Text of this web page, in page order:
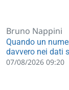
Bruno Nappini
Quando un
davvero nei dati
07/08/2026 09:20